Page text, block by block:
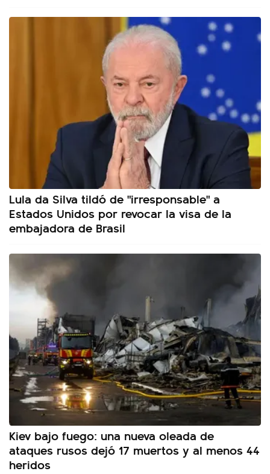
Lula da Silva tildó de "irresponsable" a
Estados Unidos por revocar la visa de la
embajadora de Brasil
Kiev bajo fuego: una nueva oleada de
ataques rusos dejó 17 muertos y al menos 44
heridos